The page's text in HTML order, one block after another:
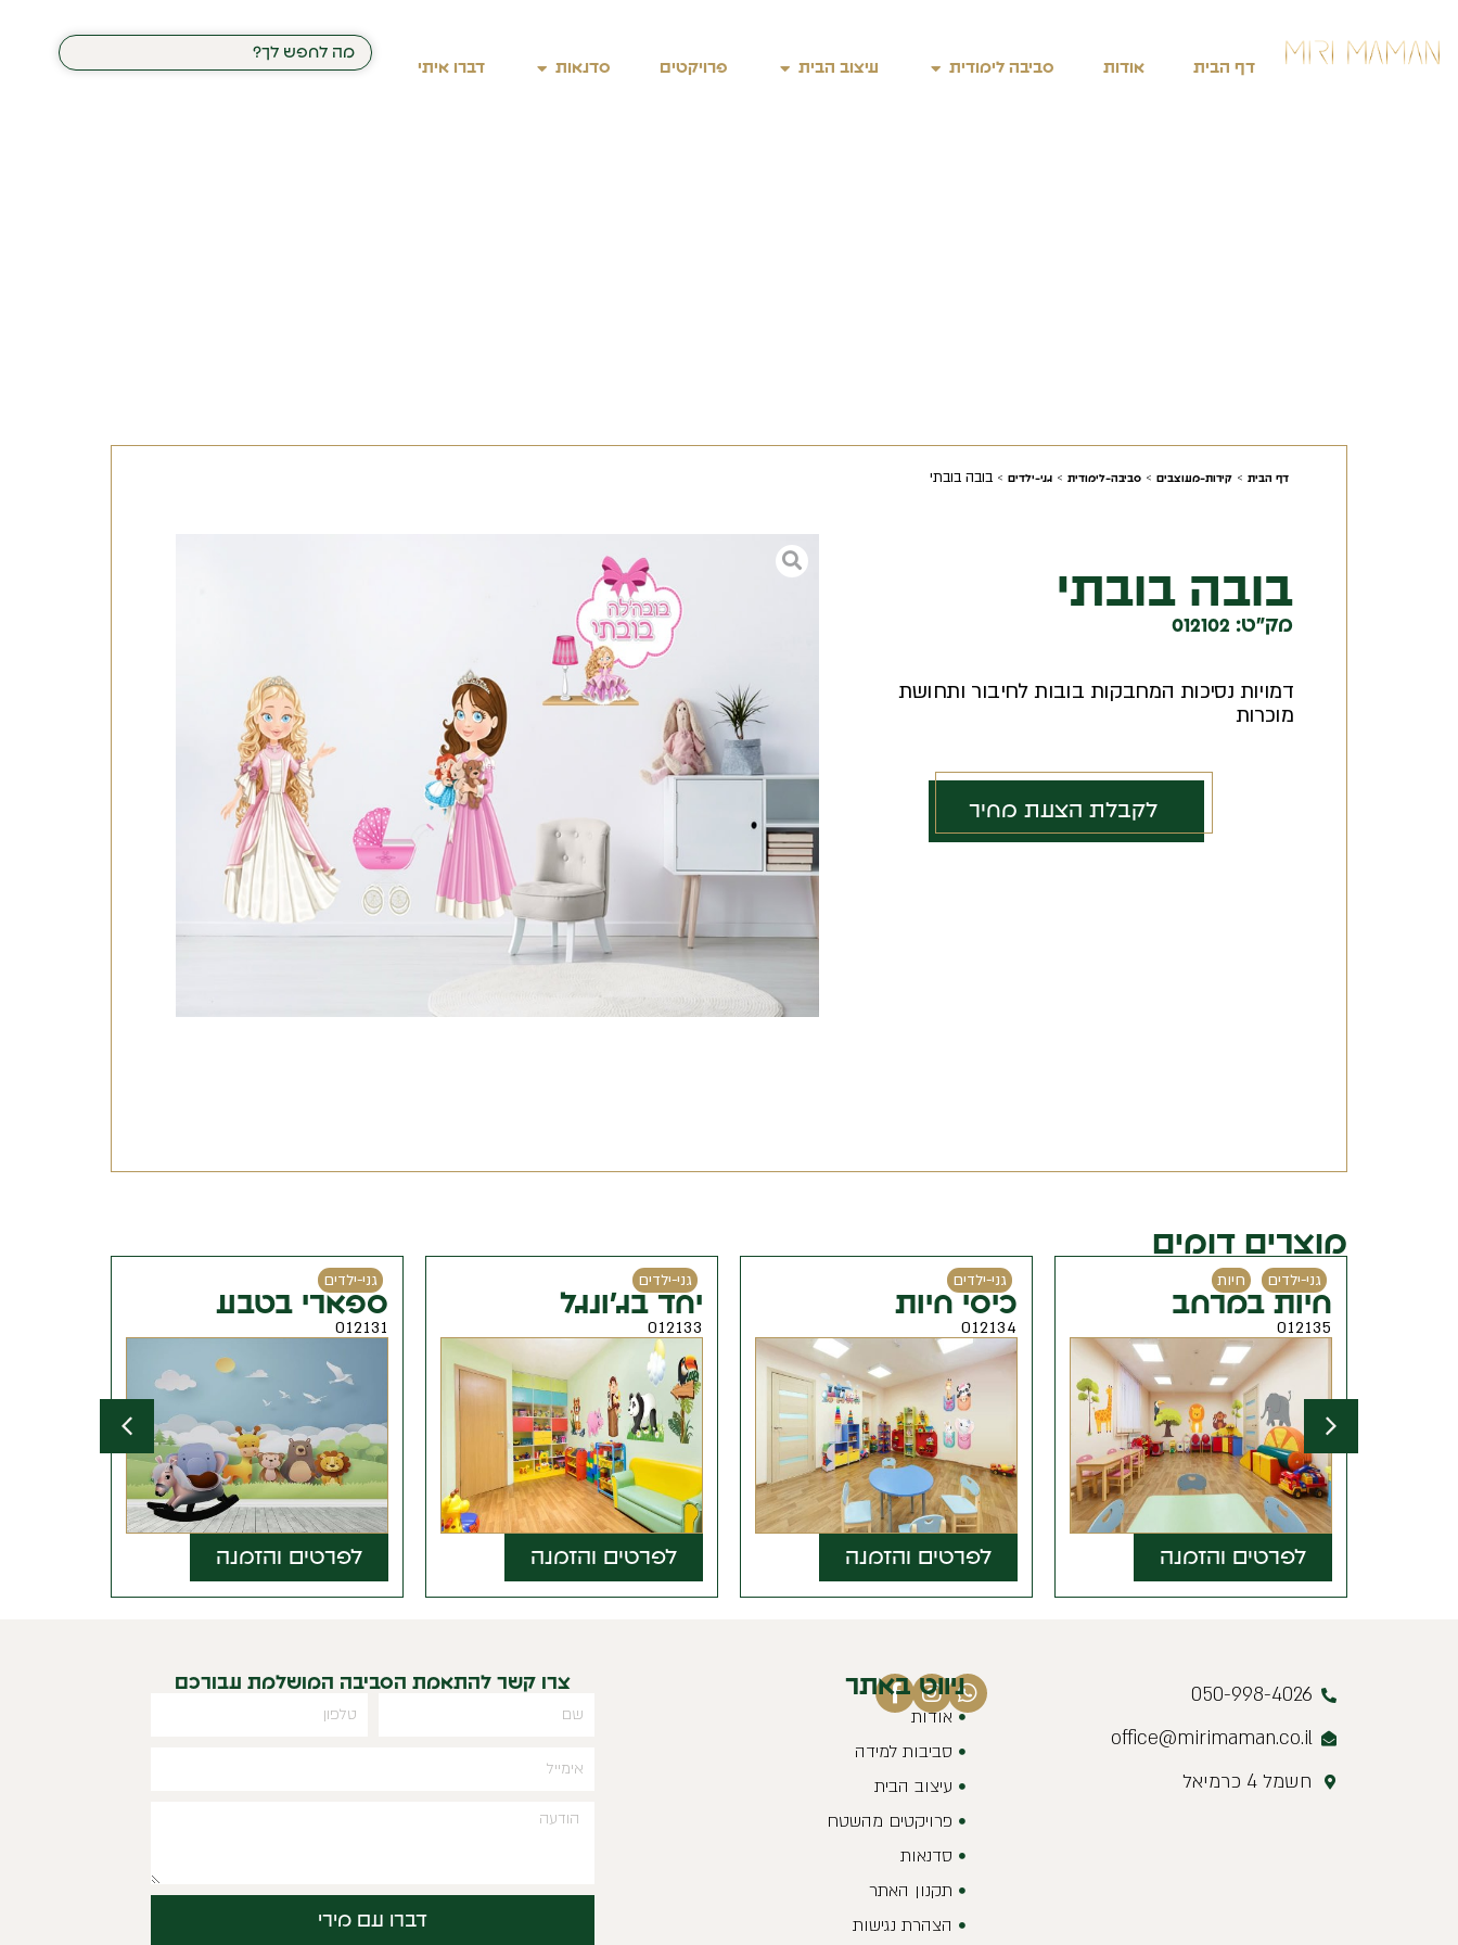
דף הבית אודות סביבה לימודית עיצוב הבית פרויקטים סדנאות דברו איתי
דף הבית> קירות-מעוצבים> סביבה-לימודית> גני-ילדים> בובה בובתי
בובה בובתי
מק"ט: 012102
דמויות נסיכות המחבקות בובות לחיבור ותחושת
מוכרות
לקבלת הצעת מחיר
מוצרים דומים
חיות במרחב
לפרטים והזמנה
כיסי חיות
לפרטים והזמנה
יחד בג'ונגל
לפרטים והזמנה
ספארי בטבע
לפרטים והזמנה
050-998-4026
office@mirimaman.co.il
חשמל 4 כרמיאל
ניווט באתר
אודות
סביבות למידה
עיצוב הבית
פרויקטים מהשטח
סדנאות
תקנון האתר
הצהרת נגישות
צרו קשר להתאמת הסביבה המושלמת עבורכם
דברו עם מירי